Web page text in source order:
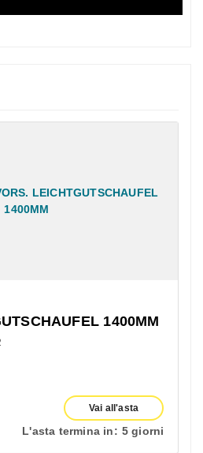
1400MM
Vai all'asta
L'asta termina in: 5 giorni